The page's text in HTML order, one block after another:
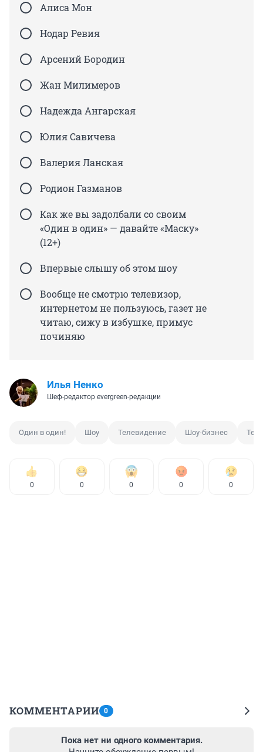
Алиса Мон
Нодар Ревия
Арсений Бородин
Жан Милимеров
Надежда Ангарская
Юлия Савичева
Валерия Ланская
Родион Газманов
Как же вы задолбали со своим
«Один в один» — давайте «Маску»
(12+)
Впервые слышу об этом шоу
Вообще не смотрю телевизор,
интернетом не пользуюсь, газет не
читаю, сижу в избушке, примус
починяю
Илья Ненко
Шеф-редактор evergreen-редакции
Один в один! Шоу Телевидение Шоу-бизнес
0 0 0 0 0
КОММЕНТАРИИ 0
Пока нет ни одного комментария.